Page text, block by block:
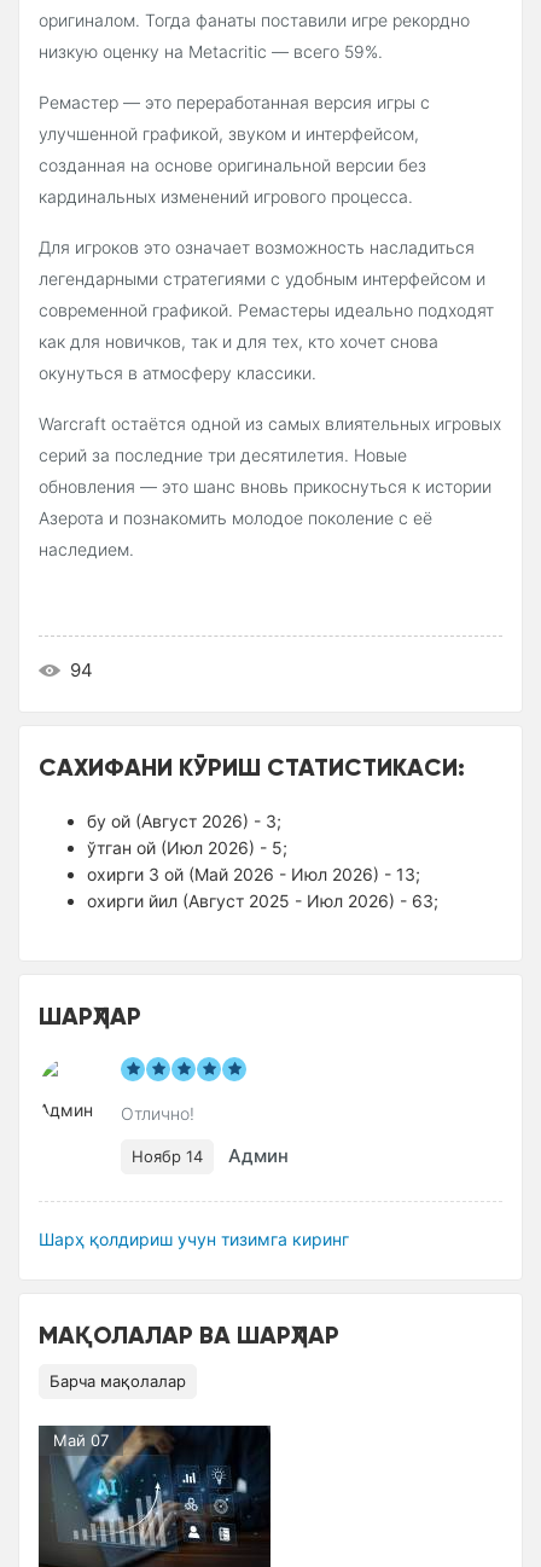
оригиналом. Тогда фанаты поставили игре рекордно
низкую оценку на Metacritic — всего 59%.
Ремастер — это переработанная версия игры с
улучшенной графикой, звуком и интерфейсом,
созданная на основе оригинальной версии без
кардинальных изменений игрового процесса.
Для игроков это означает возможность насладиться
легендарными стратегиями с удобным интерфейсом и
современной графикой. Ремастеры идеально подходят
как для новичков, так и для тех, кто хочет снова
окунуться в атмосферу классики.
Warcraft остаётся одной из самых влиятельных игровых
серий за последние три десятилетия. Новые
обновления — это шанс вновь прикоснуться к истории
Азерота и познакомить молодое поколение с её
наследием.
94
САХИФАНИ КЎРИШ СТАТИСТИКАСИ:
бу ой (Август 2026) - 3;
ўтган ой (Июл 2026) - 5;
оxирги 3 ой (Май 2026 - Июл 2026) - 13;
оxирги йил (Август 2025 - Июл 2026) - 63;
ШАРҲЛАР
Отлично!
Ноябр 14 Админ
Шарҳ қолдириш учун тизимга киринг
МАҚОЛАЛАР ВА ШАРҲЛАР
Барча мақолалар
Май 07